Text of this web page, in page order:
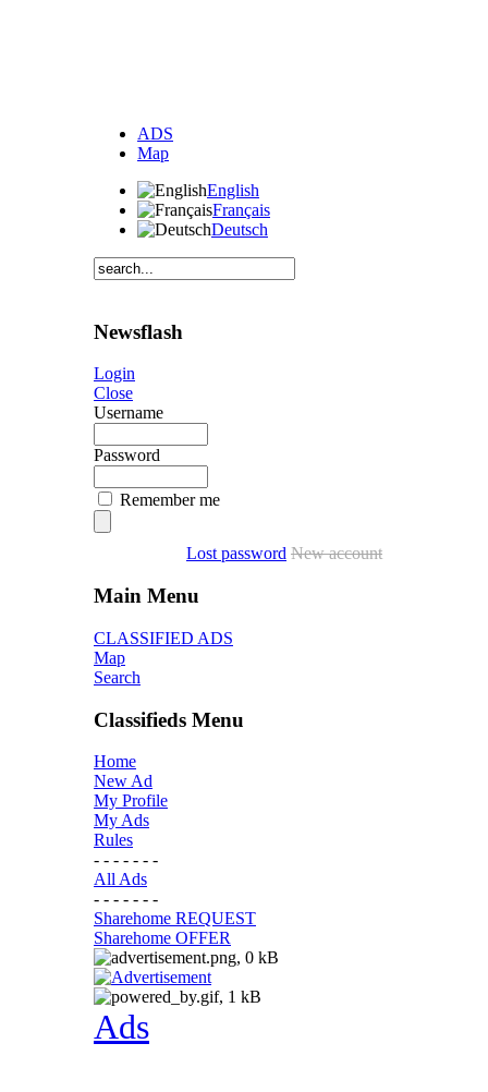
ADS
Map
English
Français
Deutsch
Newsflash
Login
Close
Username
Password
Remember me
Lost password New account
Main Menu
CLASSIFIED ADS
Map
Search
Classifieds Menu
Home
New Ad
My Profile
My Ads
Rules
- - - - - - -
All Ads
- - - - - - -
Sharehome REQUEST
Sharehome OFFER
Ads